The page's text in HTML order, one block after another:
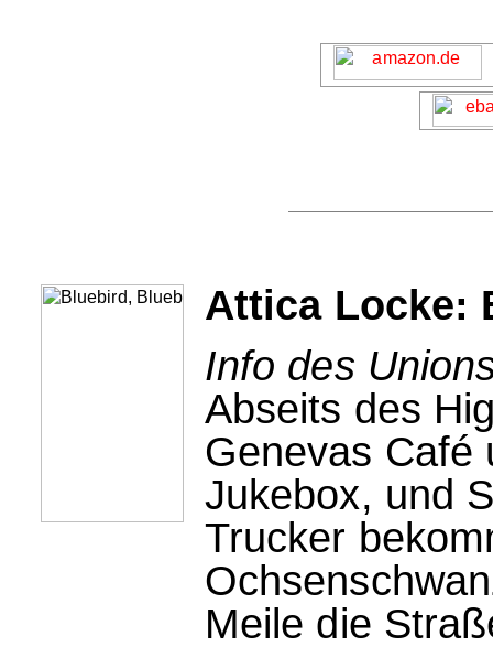
Attica Locke:
Info des
Abseits des
Genevas Café
Jukebox, und
Trucker
Meile die